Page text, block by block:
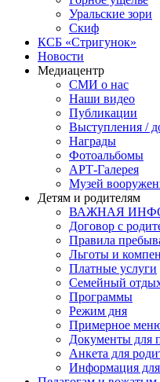
Уральские зори
Скиф
КСБ «Стригунок»
Новости
Медиацентр
СМИ о нас
Наши видео
Публикации
Выступления /
Награды
Фотоальбомы
АРТ-Галерея
Музей
Детям и родителям
ВАЖНАЯ
Договор с
Правила
Льготы и
Платные услуги
Семейный
Программы
Режим дня
Примерное
Документы для
Анкета для
Информация для